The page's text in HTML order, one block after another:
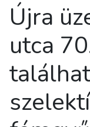
Újra
utca